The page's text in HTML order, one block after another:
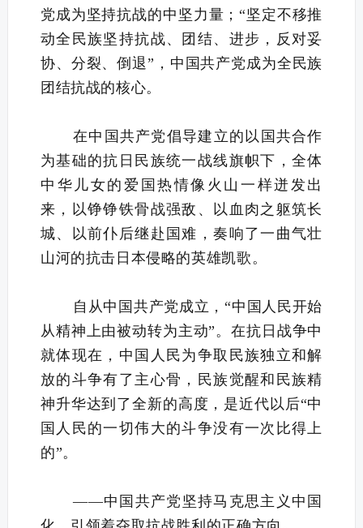
党成为坚持抗战的中坚力量；“坚定不移推
动全民族坚持抗战、团结、进步，反对妥
协、分裂、倒退”，中国共产党成为全民族
团结抗战的核心。
在中国共产党倡导建立的以国共合作
为基础的抗日民族统一战线旗帜下，全体
中华儿女的爱国热情像火山一样迸发出
来，以铮铮铁骨战强敌、以血肉之躯筑长
城、以前仆后继赴国难，奏响了一曲气壮
山河的抗击日本侵略的英雄凯歌。
自从中国共产党成立，“中国人民开始
从精神上由被动转为主动”。在抗日战争中
就体现在，中国人民为争取民族独立和解
放的斗争有了主心骨，民族觉醒和民族精
神升华达到了全新的高度，是近代以后“中
国人民的一切伟大的斗争没有一次比得上
的”。
——中国共产党坚持马克思主义中国